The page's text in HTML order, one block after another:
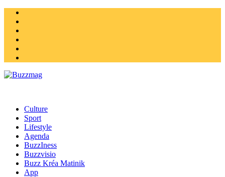
Culture
Sport
Lifestyle
Agenda
BuzzIness
Buzzvisio
Buzz Kréa Matinik
App